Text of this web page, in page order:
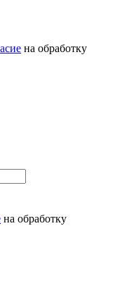
на обработку
на обработку